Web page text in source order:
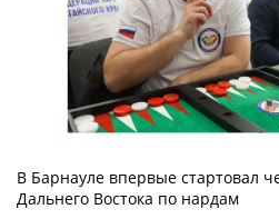
В Барнауле впервые стартовал
Дальнего Востока по нардам